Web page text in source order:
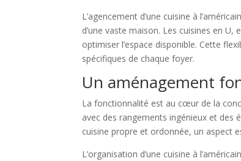
L’agencement d’une cuisine à
d’une vaste maison. Les cuisines en
optimiser l’espace disponible. Cette
spécifiques de chaque foyer.
Un aménagement
La fonctionnalité est au cœur de la
avec des rangements ingénieux et des
cuisine propre et ordonnée, un aspect
L’organisation d’une cuisine à